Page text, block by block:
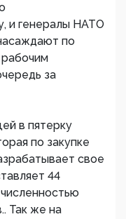
и генералы НАТО
по
за
в пятерку
по закупке
свое
44
Так же на